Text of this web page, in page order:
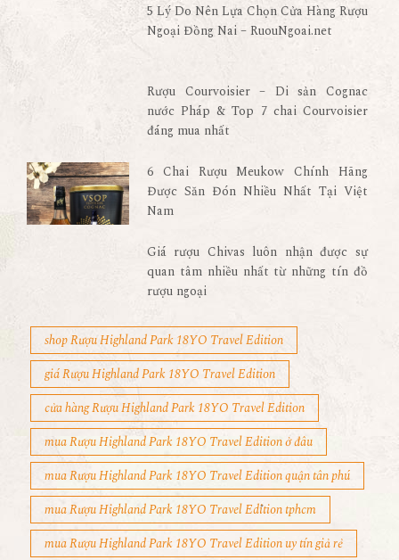
5 Lý Do Nên Lựa Chọn Cửa Hàng Rượu
Ngoại Đồng Nai – RuouNgoai.net
Rượu Courvoisier – Di sản Cognac
nước Pháp & Top 7 chai Courvoisier
đáng mua nhất
6 Chai Rượu Meukow Chính Hãng
Được Săn Đón Nhiều Nhất Tại Việt
Nam
Giá rượu Chivas luôn nhận được sự
quan tâm nhiều nhất từ những tín đồ
rượu ngoại
shop Rượu Highland Park 18YO Travel Edition
giá Rượu Highland Park 18YO Travel Edition
cửa hàng Rượu Highland Park 18YO Travel Edition
mua Rượu Highland Park 18YO Travel Edition ở đâu
mua Rượu Highland Park 18YO Travel Edition quận tân phú
mua Rượu Highland Park 18YO Travel Edition tphcm
mua Rượu Highland Park 18YO Travel Edition uy tín giả rẻ